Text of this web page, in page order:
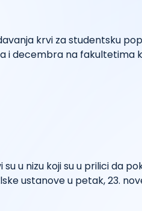
krvi za studentsku
i decembra na fakultetima
u nizu koji su u prilici da
ustanove u petak, 23.